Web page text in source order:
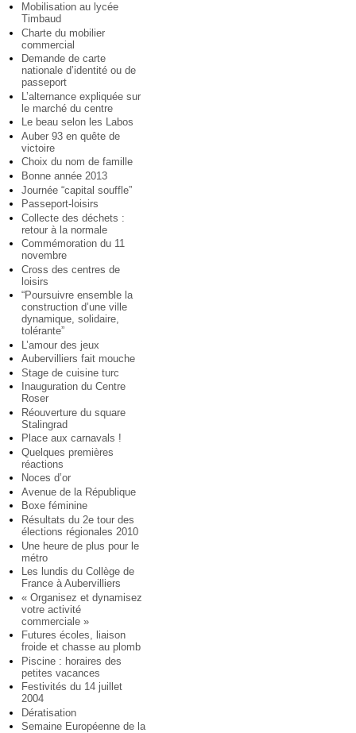
Mobilisation au lycée
Timbaud
Charte du mobilier
commercial
Demande de carte
nationale d’identité ou de
passeport
L’alternance expliquée sur
le marché du centre
Le beau selon les Labos
Auber 93 en quête de
victoire
Choix du nom de famille
Bonne année 2013
Journée “capital souffle”
Passeport-loisirs
Collecte des déchets :
retour à la normale
Commémoration du 11
novembre
Cross des centres de
loisirs
“Poursuivre ensemble la
construction d’une ville
dynamique, solidaire,
tolérante”
L’amour des jeux
Aubervilliers fait mouche
Stage de cuisine turc
Inauguration du Centre
Roser
Réouverture du square
Stalingrad
Place aux carnavals !
Quelques premières
réactions
Noces d’or
Avenue de la République
Boxe féminine
Résultats du 2e tour des
élections régionales 2010
Une heure de plus pour le
métro
Les lundis du Collège de
France à Aubervilliers
« Organisez et dynamisez
votre activité
commerciale »
Futures écoles, liaison
froide et chasse au plomb
Piscine : horaires des
petites vacances
Festivités du 14 juillet
2004
Dératisation
Semaine Européenne de la